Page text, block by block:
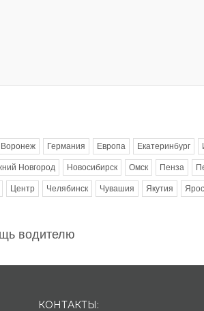
Воронеж Германия Европа Екатеринбург
Новгород Новосибирск Омск Пенза
Центр Челябинск Чувашия Якутия
водителю
КОНТАКТЫ: